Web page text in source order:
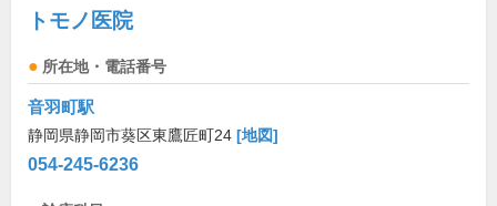
トモノ医院
所在地・電話番号
音羽町駅
静岡県静岡市葵区東鷹匠町24 [地図]
054-245-6236